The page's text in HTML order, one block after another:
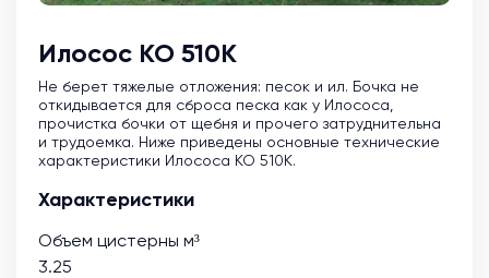
Илосос КО 510К
Не берет тяжелые отложения: песок и ил. Бочка не
откидывается для сброса песка как у Илососа,
прочистка бочки от щебня и прочего затруднительна
и трудоемка. Ниже приведены основные технические
характеристики Илососа КО 510К.
Характеристики
Объем цистерны м³
3.25